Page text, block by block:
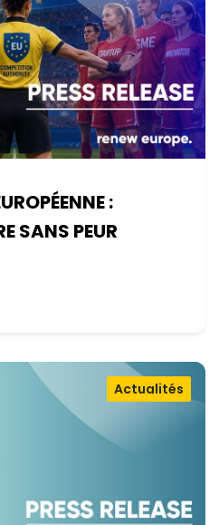
:
SANS PEUR
Actualités